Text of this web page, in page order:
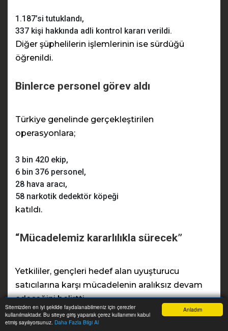
Anladım
Sitemizden en iyi şekilde faydalanabilmeniz için çerezler
kullanılmaktadır. Bu siteye giriş yaparak çerez kullanımını kabul
etmiş sayılıyorsunuz. Daha Fazla Bilgi Al
1.187’si tutuklandı,
337 kişi hakkında adli kontrol kararı verildi.
Diğer şüphelilerin işlemlerinin ise sürdüğü
öğrenildi.
Binlerce personel görev aldı
Türkiye genelinde gerçekleştirilen
operasyonlara;
3 bin 420 ekip,
6 bin 376 personel,
28 hava aracı,
58 narkotik dedektör köpeği
katıldı.
“Mücadelemiz kararlılıkla sürecek”
Yetkililer, gençleri hedef alan uyuşturucu
satıcılarına karşı mücadelenin aralıksız devam
edeceğini belirtti.
Açıklamada, güvenlik güçlerinin etkin
Anasayfa Yazarlar Haber Ara İhbar Hattı Menu